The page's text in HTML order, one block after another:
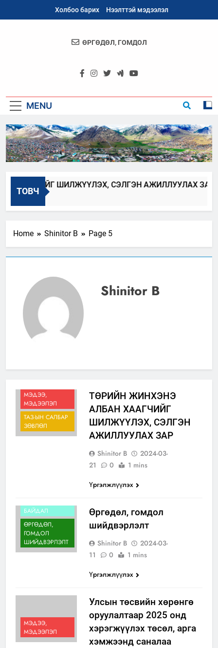
Холбоо барих Нээлттэй мэдээлэл
Архангай
ӨРГӨДӨЛ, ГОМДОЛ
MENU
ТОВЧ
ШИЛЖҮҮЛЭХ, СЭЛГЭН АЖИЛЛУУЛАХ ЗАР
Home Shinitor B Page 5
Shinitor B
МЭДЭЭ,
МЭДЭЭЛЭЛ
ТАЗ-ЫН САЛБАР
ЗӨВЛӨЛ
ТӨРИЙН ЖИНХЭНЭ
АЛБАН ХААГЧИЙГ
ШИЛЖҮҮЛЭХ, СЭЛГЭН
АЖИЛЛУУЛАХ ЗАР
Shinitor B
2024-03-
21
0
1 mins
Үргэлжлүүлэх
БАЙДАЛ
ӨРГӨДӨЛ,
ГОМДОЛ
ШИЙДВЭРЛЭЛТ
Өргөдөл, гомдол
шийдвэрлэлт
Shinitor B
2024-03-
11
0
1 mins
Үргэлжлүүлэх
МЭДЭЭ,
МЭДЭЭЛЭЛ
Улсын төсвийн хөрөнгө
оруулалтаар 2025 онд
хэрэгжүүлэх төсөл, арга
хэмжээнд саналаа